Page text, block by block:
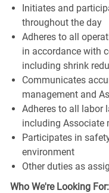
Initiates and
throughout the day
Adheres to all
in accordance with
including shrink
Communicates
management and
Adheres to all labor
including Associate
Participates in
environment
Other duties as
Who We're Looking